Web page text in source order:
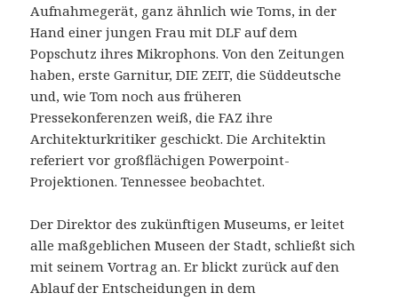
Aufnahmegerät, ganz ähnlich wie Toms, in der
Hand einer jungen Frau mit DLF auf dem
Popschutz ihres Mikrophons. Von den Zeitungen
haben, erste Garnitur, DIE ZEIT, die Süddeutsche
und, wie Tom noch aus früheren
Pressekonferenzen weiß, die FAZ ihre
Architekturkritiker geschickt. Die Architektin
referiert vor großflächigen Powerpoint-
Projektionen. Tennessee beobachtet.
Der Direktor des zukünftigen Museums, er leitet
alle maßgeblichen Museen der Stadt, schließt sich
mit seinem Vortrag an. Er blickt zurück auf den
Ablauf der Entscheidungen in dem